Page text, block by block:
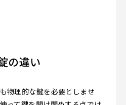
の違い
物理的な鍵を必要としませ